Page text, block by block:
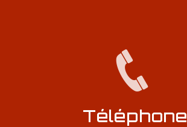
Téléphone